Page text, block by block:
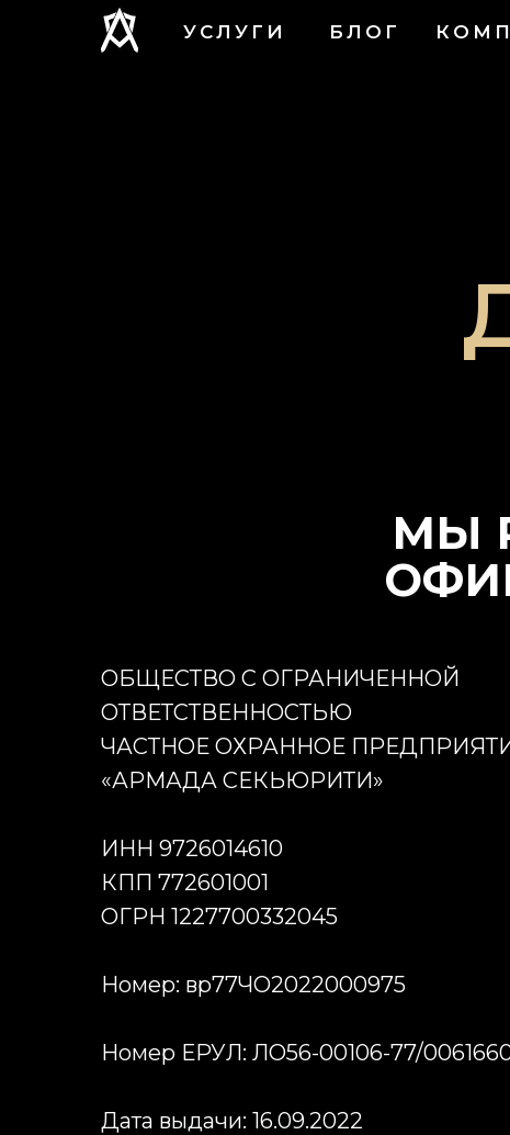
УСЛУГИ БЛОГ
МЫ
ОБЩЕСТВО С ОГРАНИЧЕННОЙ
ОТВЕТСТВЕННОСТЬЮ
ЧАСТНОЕ ОХРАННОЕ
«АРМАДА СЕКЬЮРИТИ»
ИНН 9726014610
КПП 772601001
ОГРН 1227700332045
Номер: вр77ЧО2022000975
Номер ЕРУЛ: ЛО56-00106-77/
Дата выдачи: 16.09.2022